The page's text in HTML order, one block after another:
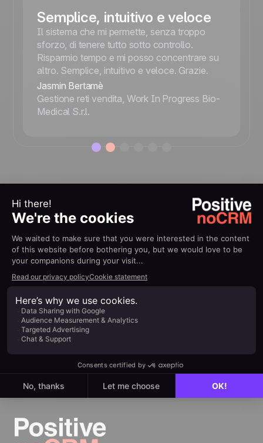
Semplice, intuitivo e veloce
Il sistema che mi permette, senza troppo
sforzo, di tenere tutto sotto controllo.
Risparmio tempo e mi posso concentrare su
altro. Semplice, intuitivo e veloce. Grazie.
Jasmin Bertamè
Gestione reti vendita, Work In Progress Bio-
Medical S.r.l.
Concentrati sulla
vendita, non sulla
burocrazia
noCRM è lo strumento di vendita orientato
all’azione, pensato per ridurre la burocrazia e
Nessuna carta di credito richiesta
Configura la tua pipeline in pochi minuti